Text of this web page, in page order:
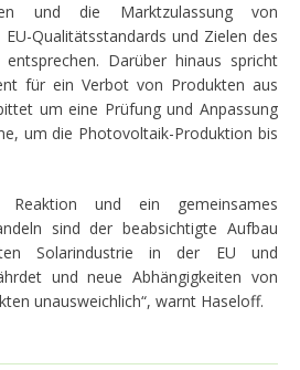
und die Marktzulassung von
Qualitätsstandards und Zielen des
Darüber hinaus spricht
für ein Verbot von Produkten aus
um eine Prüfung und Anpassung
um die Photovoltaik-Produktion bis
Reaktion und ein gemeinsames
sind der beabsichtigte Aufbau
Solarindustrie in der EU und
und neue Abhängigkeiten von
unausweichlich“, warnt Haseloff.